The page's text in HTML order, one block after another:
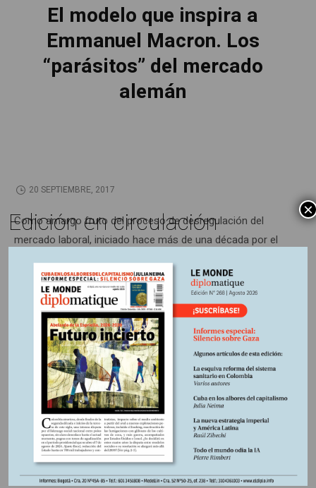
El modelo que inspira a
Emmanuel Macron. Los
“parásitos” del mercado
alemán
20 SEPTIEMBRE, 2017
Como amargo fruto del proceso de desregulación del
mercado laboral, iniciado hace más de una década por el
desocupados de la opulenta Alemania reciben una exigua
asignación global única, mientras son estigmatizados por
una sociedad estructurada por el culto al trabajo.
Información adicional
Edición en circulación ×